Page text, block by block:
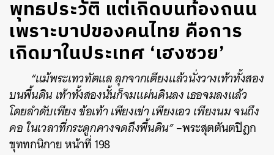
พุทธประวัติ แต่เกิดบนท้องถนน
เพราะบาปของคนไทย คือการ
เกิดมาในประเทศ ‘เฮงซวย’
“แม้พระเทวทัตแล ลุกจากเตียงแล้วนั่งวางเท้าทั้งสอง
บนพื้นดิน เท้าทั้งสองนั้นก็จมแผ่นดินลง เธอจมลงแล้ว
โดยลำดับเพียง ข้อเท้า เพียงเข่า เพียงเอว เพียงนม จนถึง
คอ ในเวลาที่กระดูกคางจดถึงพื้นดิน”–พระสุตตันตปิฎก
ขุททกนิกาย หน้าที่ 198